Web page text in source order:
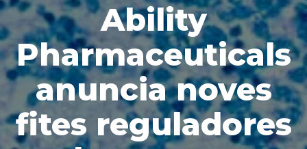
Ability
Pharmaceuticals
anuncia noves
fites reguladores